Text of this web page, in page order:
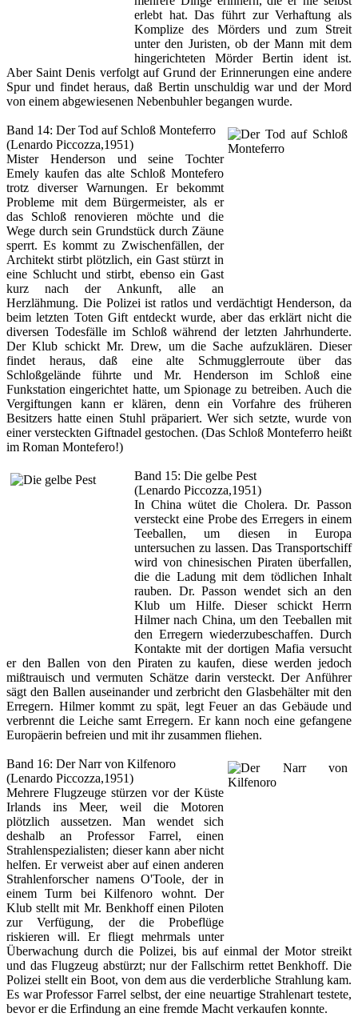
erlebt hat. Das führt zur Verhaftung als
Komplize des Mörders und zum Streit
unter den Juristen, ob der Mann mit dem
hingerichteten Mörder Bertin ident ist.
Aber Saint Denis verfolgt auf Grund der Erinnerungen eine andere
Spur und findet heraus, daß Bertin unschuldig war und der Mord
von einem abgewiesenen Nebenbuhler begangen wurde.
Band 14: Der Tod auf Schloß Monteferro
(Lenardo Piccozza,1951)
Mister Henderson und seine Tochter
Emely kaufen das alte Schloß Montefero
trotz diverser Warnungen. Er bekommt
Probleme mit dem Bürgermeister, als er
das Schloß renovieren möchte und die
Wege durch sein Grundstück durch Zäune
sperrt. Es kommt zu Zwischenfällen, der
Architekt stirbt plötzlich, ein Gast stürzt in
eine Schlucht und stirbt, ebenso ein Gast
kurz nach der Ankunft, alle an
Herzlähmung. Die Polizei ist ratlos und verdächtigt Henderson, da
beim letzten Toten Gift entdeckt wurde, aber das erklärt nicht die
diversen Todesfälle im Schloß während der letzten Jahrhunderte.
Der Klub schickt Mr. Drew, um die Sache aufzuklären. Dieser
findet heraus, daß eine alte Schmugglerroute über das
Schloßgelände führte und Mr. Henderson im Schloß eine
Funkstation eingerichtet hatte, um Spionage zu betreiben. Auch die
Vergiftungen kann er klären, denn ein Vorfahre des früheren
Besitzers hatte einen Stuhl präpariert. Wer sich setzte, wurde von
einer versteckten Giftnadel gestochen. (Das Schloß Monteferro heißt
im Roman Montefero!)
Band 15: Die gelbe Pest
(Lenardo Piccozza,1951)
In China wütet die Cholera. Dr. Passon
versteckt eine Probe des Erregers in einem
Teeballen, um diesen in Europa
untersuchen zu lassen. Das Transportschiff
wird von chinesischen Piraten überfallen,
die die Ladung mit dem tödlichen Inhalt
rauben. Dr. Passon wendet sich an den
Klub um Hilfe. Dieser schickt Herrn
Hilmer nach China, um den Teeballen mit
den Erregern wiederzubeschaffen. Durch
Kontakte mit der dortigen Mafia versucht
er den Ballen von den Piraten zu kaufen, diese werden jedoch
mißtrauisch und vermuten Schätze darin versteckt. Der Anführer
sägt den Ballen auseinander und zerbricht den Glasbehälter mit den
Erregern. Hilmer kommt zu spät, legt Feuer an das Gebäude und
verbrennt die Leiche samt Erregern. Er kann noch eine gefangene
Europäerin befreien und mit ihr zusammen fliehen.
Band 16: Der Narr von Kilfenoro
(Lenardo Piccozza,1951)
Mehrere Flugzeuge stürzen vor der Küste
Irlands ins Meer, weil die Motoren
plötzlich aussetzen. Man wendet sich
deshalb an Professor Farrel, einen
Strahlenspezialisten; dieser kann aber nicht
helfen. Er verweist aber auf einen anderen
Strahlenforscher namens O'Toole, der in
einem Turm bei Kilfenoro wohnt. Der
Klub stellt mit Mr. Benkhoff einen Piloten
zur Verfügung, der die Probeflüge
riskieren will. Er fliegt mehrmals unter
Überwachung durch die Polizei, bis auf einmal der Motor streikt
und das Flugzeug abstürzt; nur der Fallschirm rettet Benkhoff. Die
Polizei stellt ein Boot, von dem aus die verderbliche Strahlung kam.
Es war Professor Farrel selbst, der eine neuartige Strahlenart testete,
bevor er die Erfindung an eine fremde Macht verkaufen konnte.